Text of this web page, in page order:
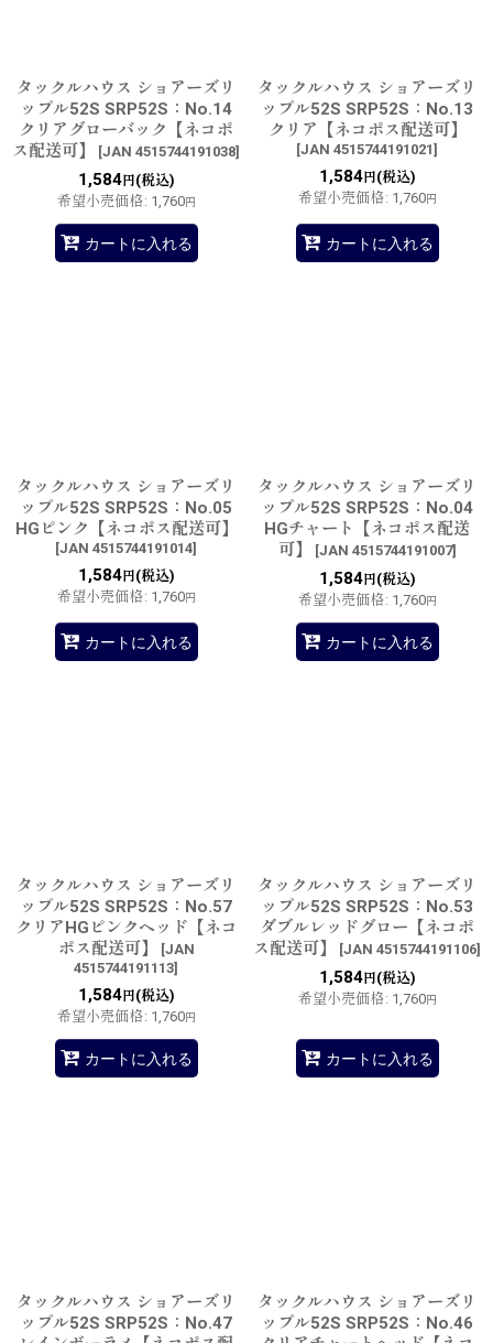
タックルハウス ショアーズリ
ップル52S SRP52S：No.14
クリアグローバック【ネコポ
ス配送可】
[JAN 4515744191038]
1,584円(税込)
希望小売価格: 1,760円
カートに入れる
タックルハウス ショアーズリ
ップル52S SRP52S：No.13
クリア【ネコポス配送可】
[JAN 4515744191021]
1,584円(税込)
希望小売価格: 1,760円
カートに入れる
タックルハウス ショアーズリ
ップル52S SRP52S：No.05
HGピンク【ネコポス配送可】
[JAN 4515744191014]
1,584円(税込)
希望小売価格: 1,760円
カートに入れる
タックルハウス ショアーズリ
ップル52S SRP52S：No.04
HGチャート【ネコポス配送
可】
[JAN 4515744191007]
1,584円(税込)
希望小売価格: 1,760円
カートに入れる
タックルハウス ショアーズリ
ップル52S SRP52S：No.57
クリアHGピンクヘッド【ネコ
ポス配送可】
[JAN
4515744191113]
1,584円(税込)
希望小売価格: 1,760円
カートに入れる
タックルハウス ショアーズリ
ップル52S SRP52S：No.53
ダブルレッドグロー【ネコポ
ス配送可】
[JAN 4515744191106]
1,584円(税込)
希望小売価格: 1,760円
カートに入れる
タックルハウス ショアーズリ
ップル52S SRP52S：No.47
タックルハウス ショアーズリ
ップル52S SRP52S：No.46